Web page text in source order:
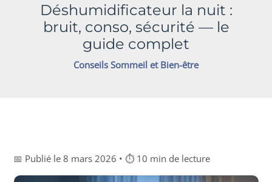
Déshumidificateur la nuit :
bruit, conso, sécurité — le
guide complet
Conseils Sommeil et Bien-être
📅 Publié le 8 mars 2026 • ⏱ 10 min de lecture